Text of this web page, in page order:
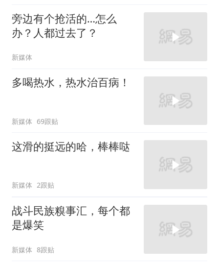
旁边有个抢活的…怎么
办？人都过去了？
新媒体
多喝热水，热水治百病！
新媒体 69跟贴
这滑的挺远的哈，棒棒哒
新媒体 2跟贴
战斗民族糗事汇，每个都
是爆笑
新媒体 8跟贴